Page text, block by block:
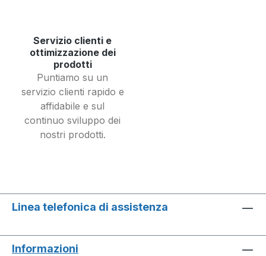
Servizio clienti e
ottimizzazione dei
prodotti
Puntiamo su un
servizio clienti rapido e
affidabile e sul
continuo sviluppo dei
nostri prodotti.
Linea telefonica di assistenza
Informazioni